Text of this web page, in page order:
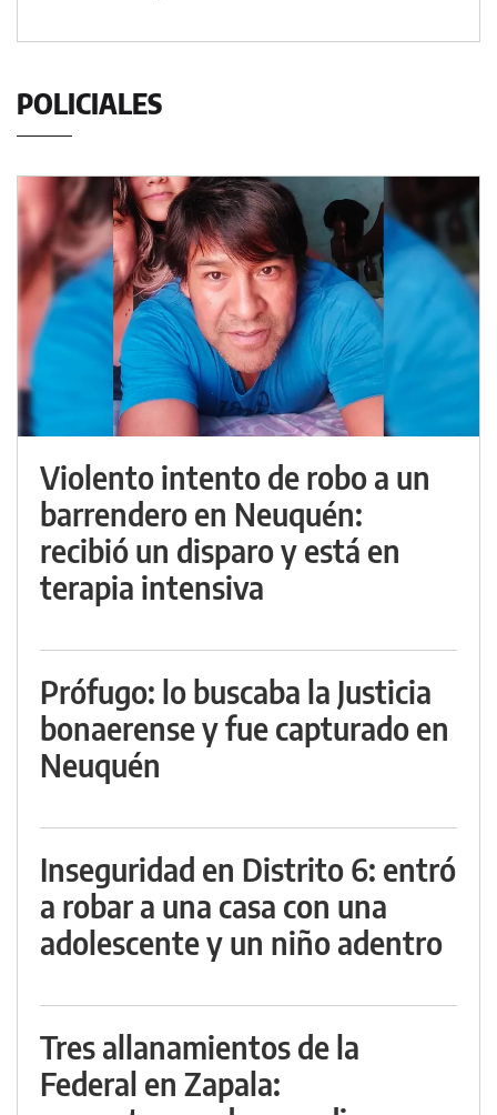
POLICIALES
Violento intento de robo a un
barrendero en Neuquén:
recibió un disparo y está en
terapia intensiva
Prófugo: lo buscaba la Justicia
bonaerense y fue capturado en
Neuquén
Inseguridad en Distrito 6: entró
a robar a una casa con una
adolescente y un niño adentro
Tres allanamientos de la
Federal en Zapala: